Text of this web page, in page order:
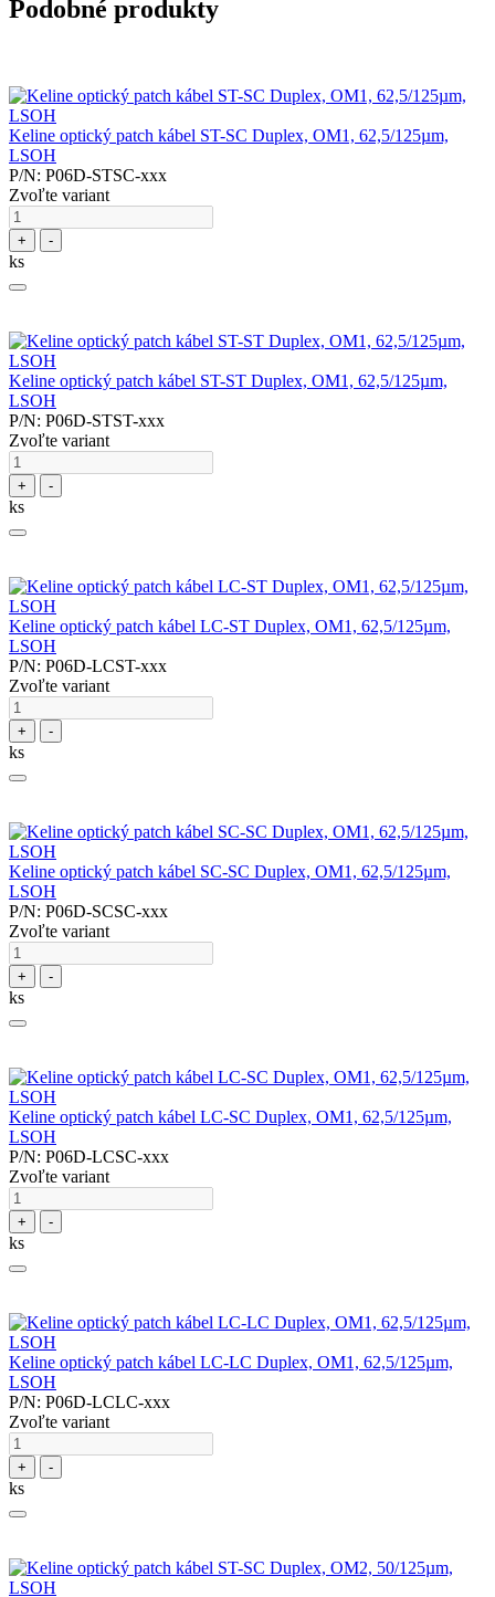
Podobné produkty
Keline optický patch kábel ST-SC Duplex, OM1, 62,5/125µm,
LSOH
P/N: P06D-STSC-xxx
Zvoľte variant
+ -
ks
Keline optický patch kábel ST-ST Duplex, OM1, 62,5/125µm,
LSOH
P/N: P06D-STST-xxx
Zvoľte variant
+ -
ks
Keline optický patch kábel LC-ST Duplex, OM1, 62,5/125µm,
LSOH
P/N: P06D-LCST-xxx
Zvoľte variant
+ -
ks
Keline optický patch kábel SC-SC Duplex, OM1, 62,5/125µm,
LSOH
P/N: P06D-SCSC-xxx
Zvoľte variant
+ -
ks
Keline optický patch kábel LC-SC Duplex, OM1, 62,5/125µm,
LSOH
P/N: P06D-LCSC-xxx
Zvoľte variant
+ -
ks
Keline optický patch kábel LC-LC Duplex, OM1, 62,5/125µm,
LSOH
P/N: P06D-LCLC-xxx
Zvoľte variant
+ -
ks